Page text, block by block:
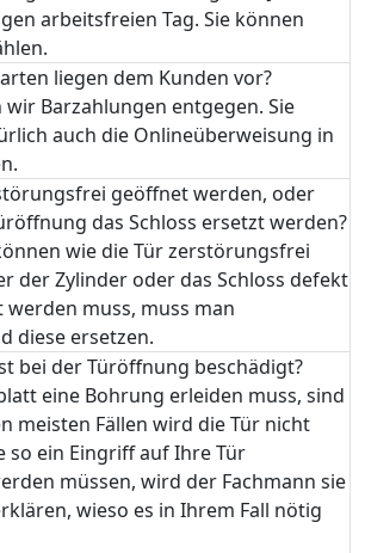
arbeitsfreien Tag. Sie können
liegen dem Kunden vor?
Barzahlungen entgegen. Sie
auch die Onlineüberweisung in
geöffnet werden, oder
das Schloss ersetzt werden?
wie die Tür zerstörungsfrei
der Zylinder oder das Schloss defekt
muss, muss man
diese ersetzen.
bei der Türöffnung beschädigt?
eine Bohrung erleiden muss, sind
meisten Fällen wird die Tür nicht
so ein Eingriff auf Ihre Tür
müssen, wird der Fachmann sie
wieso es in Ihrem Fall nötig